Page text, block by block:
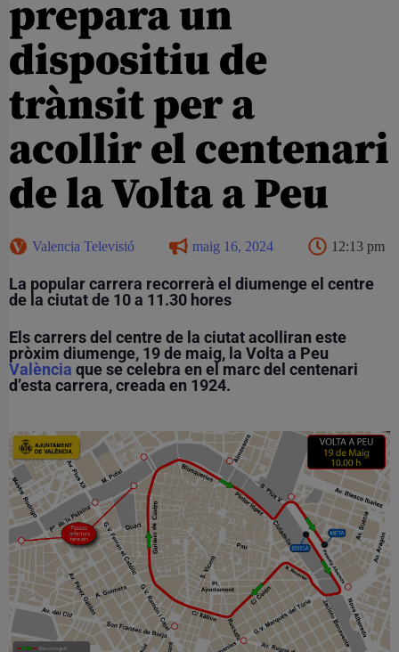
prepara un
dispositiu de
trànsit per a
acollir el centenari
de la Volta a Peu
Valencia Televisió maig 16, 2024 12:13 pm
La popular carrera recorrerà el diumenge el centre
de la ciutat de 10 a 11.30 hores
Els carrers del centre de la ciutat acolliran este
pròxim diumenge, 19 de maig, la Volta a Peu
València que se celebra en el marc del centenari
d’esta carrera, creada en 1924.